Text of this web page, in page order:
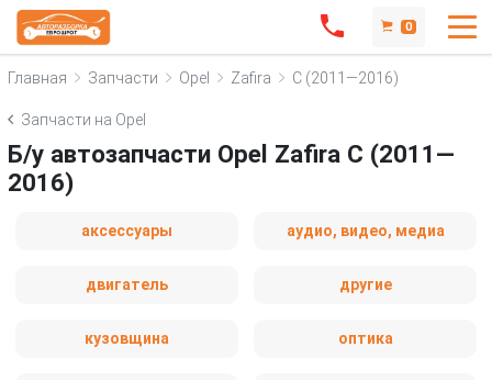
0
Главная Запчасти Opel Zafira C (2011—2016)
Запчасти на Opel
Б/у автозапчасти Opel Zafira C (2011—
2016)
аксессуары аудио, видео, медиа
двигатель другие
кузовщина оптика